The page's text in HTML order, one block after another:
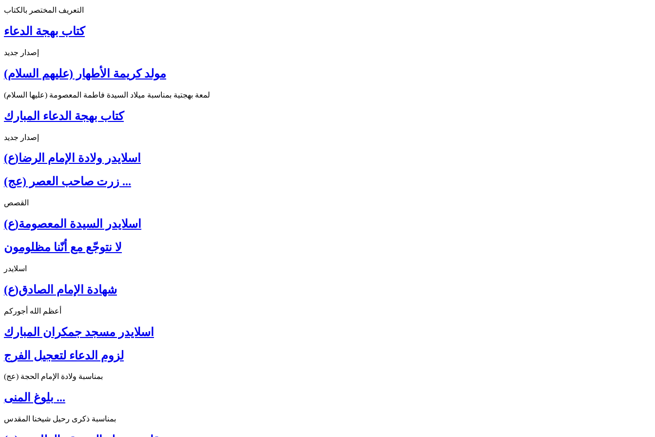
التعريف المختصر بالكتاب
كتاب بهجة الدعاء
إصدار جديد
مولد كريمة الأطهار (عليهم السلام)
لمعة بهجتية بمناسبة ميلاد السيدة فاطمة المعصومة (عليها السلام)
كتاب بهجة الدعاء المبارك
إصدار جديد
اسلايدر ولادة الإمام الرضا(ع)
زرت صاحب العصر (عج) ...
القصص
اسلايدر السيدة المعصومة(ع)
لا نتوجّع مع أنّنا مظلومون
اسلايدر
شهادة الإمام الصادق(ع)
أعظم الله أجوركم
اسلايدر مسجد جمكران المبارك
لزوم الدعاء لتعجيل الفرج
بمناسبة ولادة الإمام الحجة (عج)
بلوغ المنى ...
بمناسبة ذكرى رحيل شيخنا المقدس